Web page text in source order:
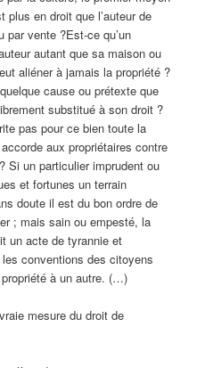
en droit que l’auteur de
par vente ?Est-ce qu’un
autant que sa maison ou
aliéner à jamais la propriété ?
cause ou prétexte que
substitué à son droit ?
pas pour ce bien toute la
aux propriétaires contre
Si un particulier imprudent ou
et fortunes un terrain
doute il est du bon ordre de
; mais sain ou empesté, la
un acte de tyrannie et
conventions des citoyens
propriété à un autre. (…)
mesure du droit de